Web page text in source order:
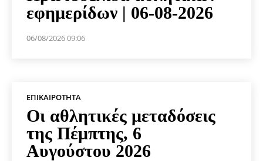
εφημερίδων | 06-08-2026
06/08/2026 09:06
ΕΠΙΚΑΙΡΌΤΗΤΑ
Οι αθλητικές μεταδόσεις
της Πέμπτης, 6
Αυγούστου 2026